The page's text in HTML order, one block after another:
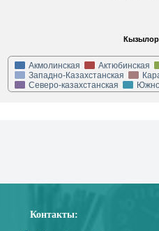
Акмолинская
Актюбинская
Западно-Казахстанская
Северо-казахстанская
Контакты: